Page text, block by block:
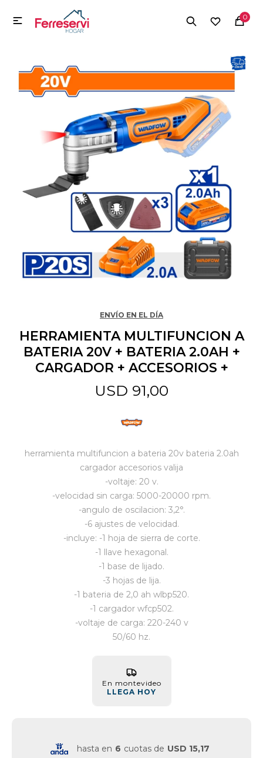
0

ENVÍO EN EL DÍA
HERRAMIENTA MULTIFUNCION A
BATERIA 20V + BATERIA 2.0AH +
CARGADOR + ACCESORIOS +
USD 91,00
herramienta multifuncion a bateria 20v bateria 2.0ah
cargador accesorios valija
-voltaje: 20 v.
-velocidad sin carga: 5000-20000 rpm.
-angulo de oscilacion: 3,2°.
-6 ajustes de velocidad.
-incluye: -1 hoja de sierra de corte.
-1 llave hexagonal.
-1 base de lijado.
-3 hojas de lija.
-1 bateria de 2,0 ah wlbp520.
-1 cargador wfcp502.
-voltaje de carga: 220-240 v
50/60 hz.
En montevideo
LLEGA HOY
hasta en 6 cuotas de USD 15,17
MI CUENTA
Herramientas y Construcción
Electrodomésticos
Tecnología
Camping
Mascotas
Juguetes y artículos para bebé
Gastronomía
Vestimenta y calzado